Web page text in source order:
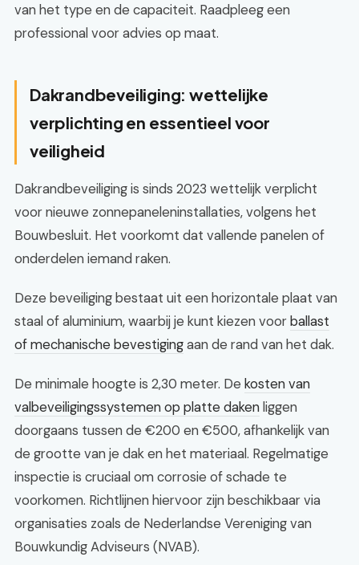
van het type en de capaciteit. Raadpleeg een
professional voor advies op maat.
Dakrandbeveiliging: wettelijke
verplichting en essentieel voor
veiligheid
Dakrandbeveiliging is sinds 2023 wettelijk verplicht
voor nieuwe zonnepaneleninstallaties, volgens het
Bouwbesluit. Het voorkomt dat vallende panelen of
onderdelen iemand raken.
Deze beveiliging bestaat uit een horizontale plaat van
staal of aluminium, waarbij je kunt kiezen voorballast
of mechanische bevestigingaan de rand van het dak.
De minimale hoogte is 2,30 meter. De kosten van
valbeveiligingssystemen op platte dakenliggen
doorgaans tussen de €200 en €500, afhankelijk van
de grootte van je dak en het materiaal. Regelmatige
inspectie is cruciaal om corrosie of schade te
voorkomen. Richtlijnen hiervoor zijn beschikbaar via
organisaties zoals de Nederlandse Vereniging van
Bouwkundig Adviseurs (NVAB).